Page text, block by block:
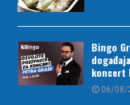
Bingo
koncert
06/08/